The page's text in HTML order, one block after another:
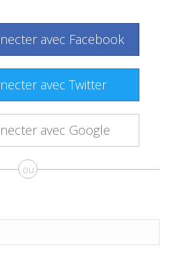
avec Facebook
avec Twitter
avec Google
ou